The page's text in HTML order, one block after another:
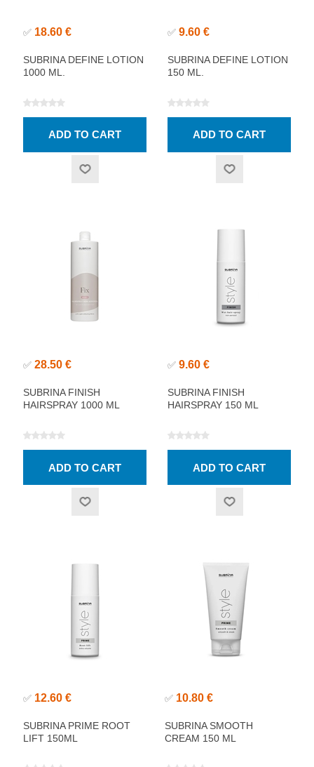
✅ 18.60 €
SUBRINA DEFINE LOTION
1000 ML.
✅ 9.60 €
SUBRINA DEFINE LOTION
150 ML.
✅ 28.50 €
SUBRINA FINISH
HAIRSPRAY 1000 ML
✅ 9.60 €
SUBRINA FINISH
HAIRSPRAY 150 ML
✅ 12.60 €
SUBRINA PRIME ROOT
LIFT 150ML
✅ 10.80 €
SUBRINA SMOOTH
CREAM 150 ML